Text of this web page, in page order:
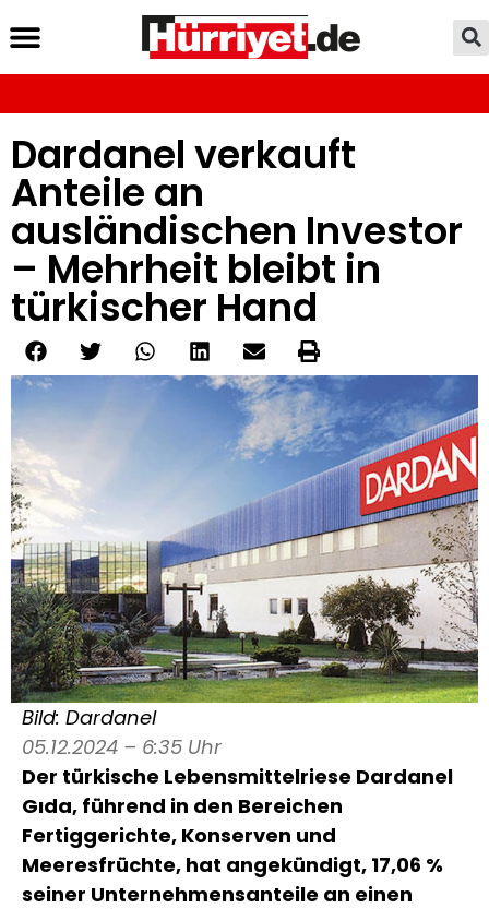
Dardanel verkauft
Anteile an
ausländischen Investor
– Mehrheit bleibt in
türkischer Hand
Bild: Dardanel
05.12.2024 – 6:35 Uhr
Der türkische Lebensmittelriese Dardanel
Gıda, führend in den Bereichen
Fertiggerichte, Konserven und
Meeresfrüchte, hat angekündigt, 17,06 %
seiner Unternehmensanteile an einen